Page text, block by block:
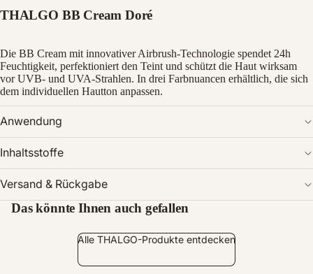
Bild
im
Vollbildmodus
öffnen
THALGO BB Cream Doré
Die BB Cream mit innovativer Airbrush-Technologie spendet 24h
Feuchtigkeit, perfektioniert den Teint und schützt die Haut wirksam
vor UVB- und UVA-Strahlen. In drei Farbnuancen erhältlich, die sich
dem individuellen Hautton anpassen.
Anwendung
Inhaltsstoffe
Versand & Rückgabe
Das könnte Ihnen auch gefallen
Alle THALGO-Produkte entdecken